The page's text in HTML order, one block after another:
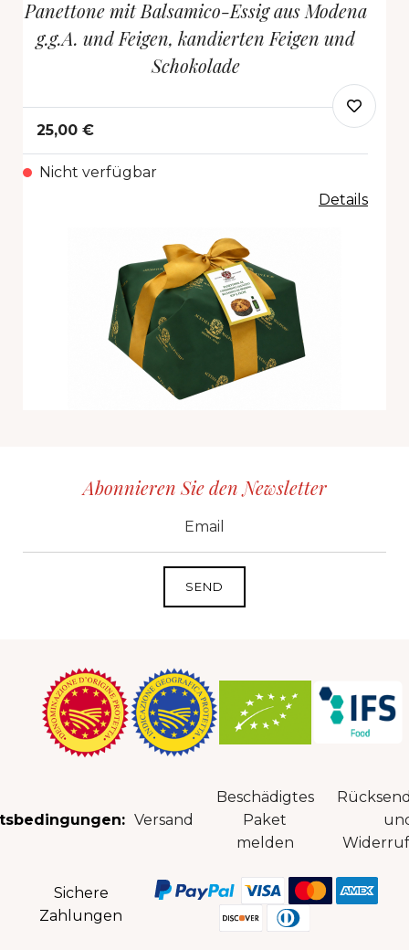
Panettone mit Balsamico-Essig aus Modena
g.g.A. und Feigen, kandierten Feigen und
Schokolade
25,00 €
Nicht verfügbar
Details
Abonnieren Sie den Newsletter
Versand
Beschädigtes
Paket
melden
Sichere
Zahlungen